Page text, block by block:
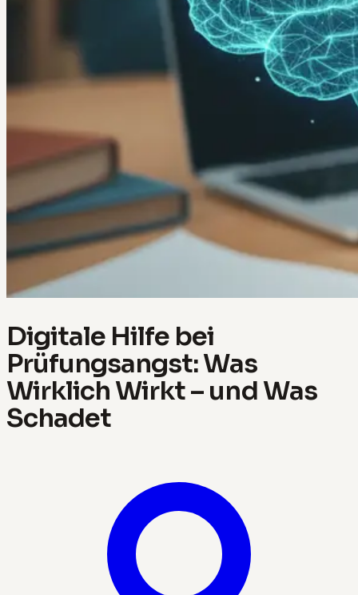
Digitale Hilfe bei
Prüfungsangst: Was
Wirklich Wirkt – und Was
Schadet